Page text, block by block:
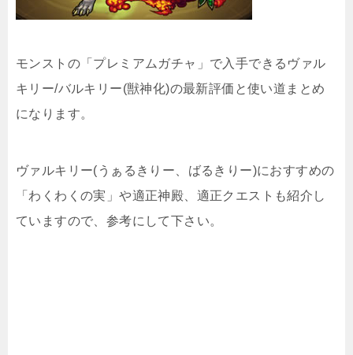
モンストの「プレミアムガチャ」で入手できるヴァル
キリー/バルキリー(獣神化)の最新評価と使い道まとめ
になります。
ヴァルキリー(うぁるきりー、ばるきりー)におすすめの
「わくわくの実」や適正神殿、適正クエストも紹介し
ていますので、参考にして下さい。